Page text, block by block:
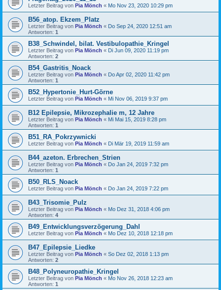
Letzter Beitrag von Pia Mönch « Mo Nov 23, 2020 10:29 pm
B56_atop. Ekzem_Platz
Letzter Beitrag von Pia Mönch « Do Sep 24, 2020 12:51 am
Antworten: 1
B38_Schwindel, bilat. Vestibulopathie_Kringel
Letzter Beitrag von Pia Mönch « Di Jun 09, 2020 11:19 pm
Antworten: 2
B54_Gastritis_Noack
Letzter Beitrag von Pia Mönch « Do Apr 02, 2020 11:42 pm
Antworten: 1
B52_Hypertonie_Hurt-Görne
Letzter Beitrag von Pia Mönch « Mi Nov 06, 2019 9:37 pm
B12 Epilepsie, Mikrozephalie m, 12 Jahre
Letzter Beitrag von Pia Mönch « Mi Mai 15, 2019 8:28 pm
Antworten: 1
B51_RA_Pokrzywnicki
Letzter Beitrag von Pia Mönch « Di Mär 19, 2019 11:59 am
B44_azeton. Erbrechen_Strien
Letzter Beitrag von Pia Mönch « Do Jan 24, 2019 7:32 pm
Antworten: 1
B50_RLS_Noack
Letzter Beitrag von Pia Mönch « Do Jan 24, 2019 7:22 pm
B43_Trisomie_Pulz
Letzter Beitrag von Pia Mönch « Mo Dez 31, 2018 4:06 pm
Antworten: 4
B49_Entwicklungsverzögerung_Dahl
Letzter Beitrag von Pia Mönch « Mo Dez 10, 2018 12:18 pm
B47_Epilepsie_Liedke
Letzter Beitrag von Pia Mönch « So Dez 02, 2018 1:13 pm
Antworten: 2
B48_Polyneuropathie_Kringel
Letzter Beitrag von Pia Mönch « Mo Nov 26, 2018 12:23 am
Antworten: 1